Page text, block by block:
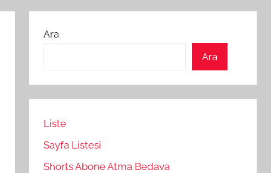
Ara
Ara
Liste
Sayfa Listesi
Shorts Abone Atma Bedava